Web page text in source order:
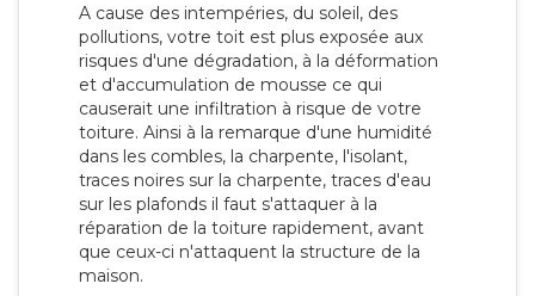
A cause des intempéries, du soleil, des
pollutions, votre toit est plus exposée aux
risques d'une dégradation, à la déformation
et d'accumulation de mousse ce qui
causerait une infiltration à risque de votre
toiture. Ainsi à la remarque d'une humidité
dans les combles, la charpente, l'isolant,
traces noires sur la charpente, traces d'eau
sur les plafonds il faut s'attaquer à la
réparation de la toiture rapidement, avant
que ceux-ci n'attaquent la structure de la
maison.